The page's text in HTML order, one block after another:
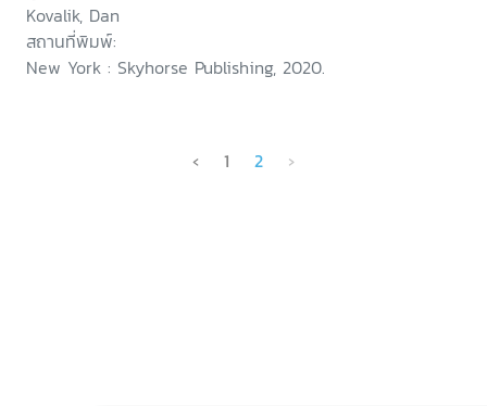
interests
Kovalik, Dan
สถานที่พิมพ์:
New York : Skyhorse Publishing, 2020.
‹ 1 2 ›